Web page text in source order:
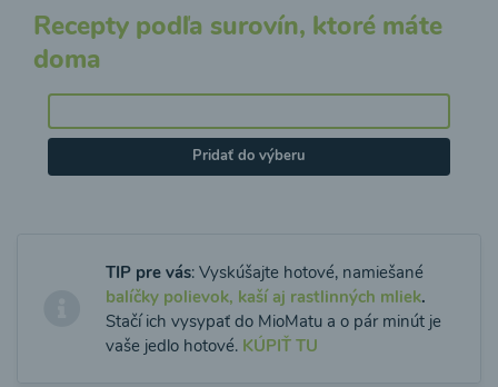
Recepty podľa surovín, ktoré máte
doma
Pridať do výberu
TIP pre vás: Vyskúšajte hotové, namiešané
balíčky polievok, kaší aj rastlinných mliek.
Stačí ich vysypať do MioMatu a o pár minút je
vaše jedlo hotové. KÚPIŤ TU